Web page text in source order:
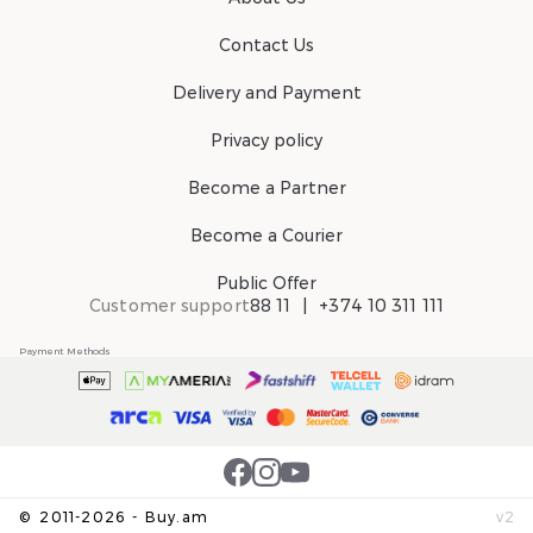
Contact Us
Delivery and Payment
Privacy policy
Become a Partner
Become a Courier
Public Offer
Customer support88 11 +374 10 311 111
© 2011-2026 - Buy.am v2
Payment Methods